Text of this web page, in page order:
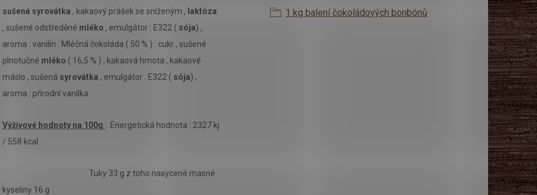
sušená syrovátka , kakaový prášek se sníženým , laktóza
, sušené odstředěné mléko , emulgátor : E322 ( sója) ,
aroma : vanilin . Mléčná čokoláda ( 50 % ) : cukr , sušené
plnotučné mléko ( 16,5 % ) , kakaová hmota , kakaové
máslo , sušená syrovátka , emulgátor : E322 ( sója) ,
aroma : přírodní vanilka .
Výživové hodnoty na 100g : Energetická hodnota : 2327 kj
/ 558 kcal
Tuky 33 g z toho nasycené masné
kyseliny 16 g
1 kg balení čokoládových bonbónů